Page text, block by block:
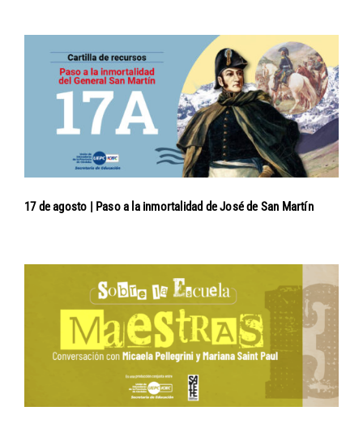
17 de agosto | Paso a la inmortalidad de José de San Martín